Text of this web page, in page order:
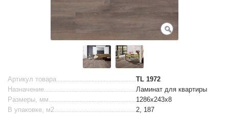
TL 1972
Артикул товара
Ламинат для квартиры
Назначение
1286х243х8
Размеры, мм
2, 187
В упаковке, м2